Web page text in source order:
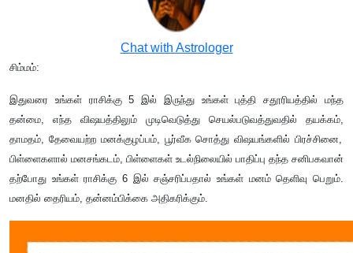
Chat with Astrologer
சிம்மம்:
இதுவரை உங்கள் ராசிக்கு 5 இல் இருந்து உங்கள் புத்தி சதூரியத்தில் மந்த
தன்மை, எந்த விஷயத்திலும் முடிவெடுத்து செயல்படுவத்துவதில் தயக்கம்,
தாமதம், தேவையற்ற மனக்குழப்பம், பூர்வீக சொத்து விஷயங்களில் பிரச்சினை,
பிள்ளைகளால் மனசங்கடம், பிள்ளைகள் உடல்நிலையில் பாதிப்பு தந்த சனிபகவான்
தற்போது உங்கள் ராசிக்கு 6 இல் சஞ்சரிப்பதால் உங்கள் மனம் தெளிவு பெறும்.
மனதில் தைரியம், தன்னம்பிக்கை அதிகரிக்கும்.